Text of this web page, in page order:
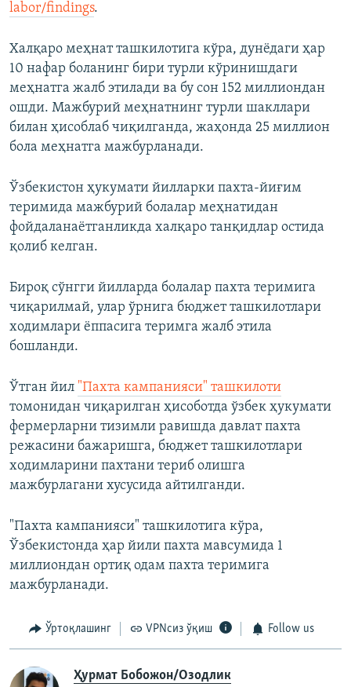
labor/findings.
Халқаро меҳнат ташкилотига кўра, дунёдаги ҳар
10 нафар боланинг бири турли кўринишдаги
меҳнатга жалб этилади ва бу сон 152 миллиондан
ошди. Мажбурий меҳнатнинг турли шакллари
билан ҳисоблаб чиқилганда, жаҳонда 25 миллион
бола меҳнатга мажбурланади.
Ўзбекистон ҳукумати йилларки пахта-йиғим
теримида мажбурий болалар меҳнатидан
фойдаланаётганликда халқаро танқидлар остида
қолиб келган.
Бироқ сўнгги йилларда болалар пахта теримига
чиқарилмай, улар ўрнига бюджет ташкилотлари
ходимлари ёппасига теримга жалб этила
бошланди.
Ўтган йил "Пахта кампанияси" ташкилоти
томонидан чиқарилган ҳисоботда ўзбек ҳукумати
фермерларни тизимли равишда давлат пахта
режасини бажаришга, бюджет ташкилотлари
ходимларини пахтани териб олишга
мажбурлагани хусусида айтилганди.
"Пахта кампанияси" ташкилотига кўра,
Ўзбекистонда ҳар йили пахта мавсумида 1
миллиондан ортиқ одам пахта теримига
мажбурланади.
Ўртоқлашинг VPNсиз ўқиш Follow us
Ҳурмат Бобожон/Озодлик